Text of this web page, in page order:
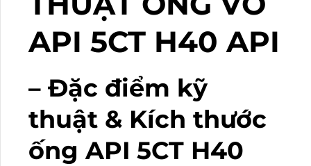
API 5CT H40 API
– Đặc điểm kỹ
thuật & Kích thước
ống API 5CT H40